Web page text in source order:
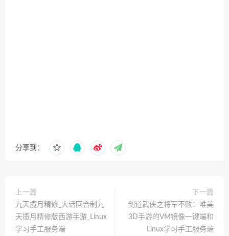
分享到：
上一篇
九天揽月精修_大话回合制九
天揽月精修版西游手游_Linux
学习手工服务端
下一篇
剑道武侠之将军不败：唯美
3D手游的VM镜像一键端和
Linux学习手工服务端